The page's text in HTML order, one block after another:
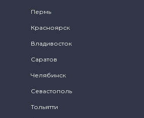
Пермь
Красноярск
Владивосток
Саратов
Челябинск
Севастополь
Тольятти